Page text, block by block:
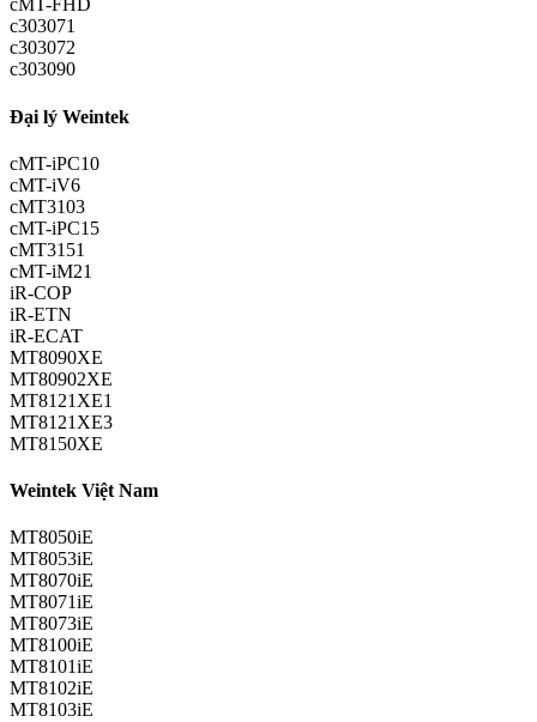
cMT-FHD
c303071
c303072
c303090
Đại lý Weintek
cMT-iPC10
cMT-iV6
cMT3103
cMT-iPC15
cMT3151
cMT-iM21
iR-COP
iR-ETN
iR-ECAT
MT8090XE
MT80902XE
MT8121XE1
MT8121XE3
MT8150XE
Weintek Việt Nam
MT8050iE
MT8053iE
MT8070iE
MT8071iE
MT8073iE
MT8100iE
MT8101iE
MT8102iE
MT8103iE